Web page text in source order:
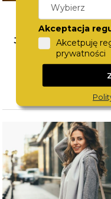
JAK ŁĄCZYĆ
POZNAJ SPOSOBY
MODNE STYLIZACJE
CZYTAJ WIĘCEJ
Akceptacja
Akcetpuję
prywatności